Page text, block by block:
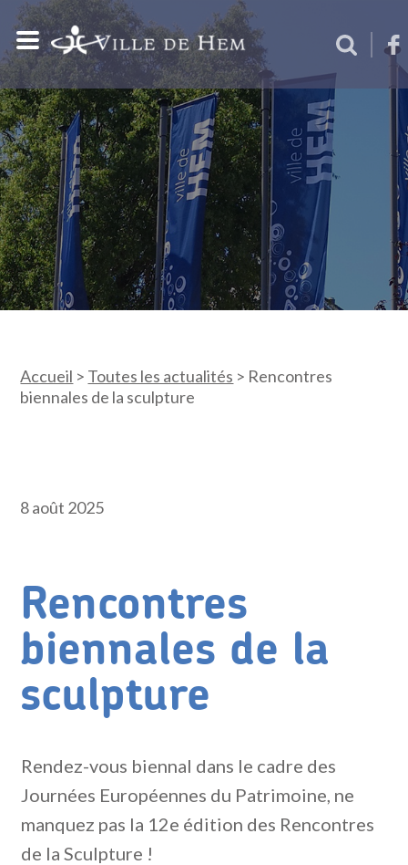
Accueil > Toutes les actualités > Rencontres
biennales de la sculpture
8 août 2025
Rencontres
biennales de la
sculpture
Rendez-vous biennal dans le cadre des
Journées Européennes du Patrimoine, ne
manquez pas la 12e édition des Rencontres
de la Sculpture !